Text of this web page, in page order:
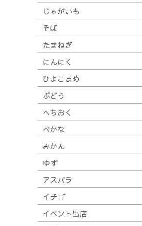
じゃがいも
そば
たまねぎ
にんにく
ひよこまめ
ぶどう
へちおく
べかな
みかん
ゆず
アスパラ
イチゴ
イベント出店